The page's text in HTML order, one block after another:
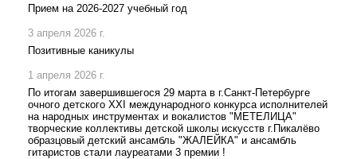
Прием на 2026-2027 учебный год
3 апреля 2026 г.
Позитивные каникулы
1 апреля 2026 г.
По итогам завершившегося 29 марта в г.Санкт-Петербурге
очного детского XXI международного конкурса исполнителей
на народных инструментах и вокалистов "МЕТЕЛИЦА"
творческие коллективы детской школы искусств г.Пикалёво
образцовый детский ансамбль "ЖАЛЕЙКА" и ансамбль
гитаристов стали лауреатами 3 премии !